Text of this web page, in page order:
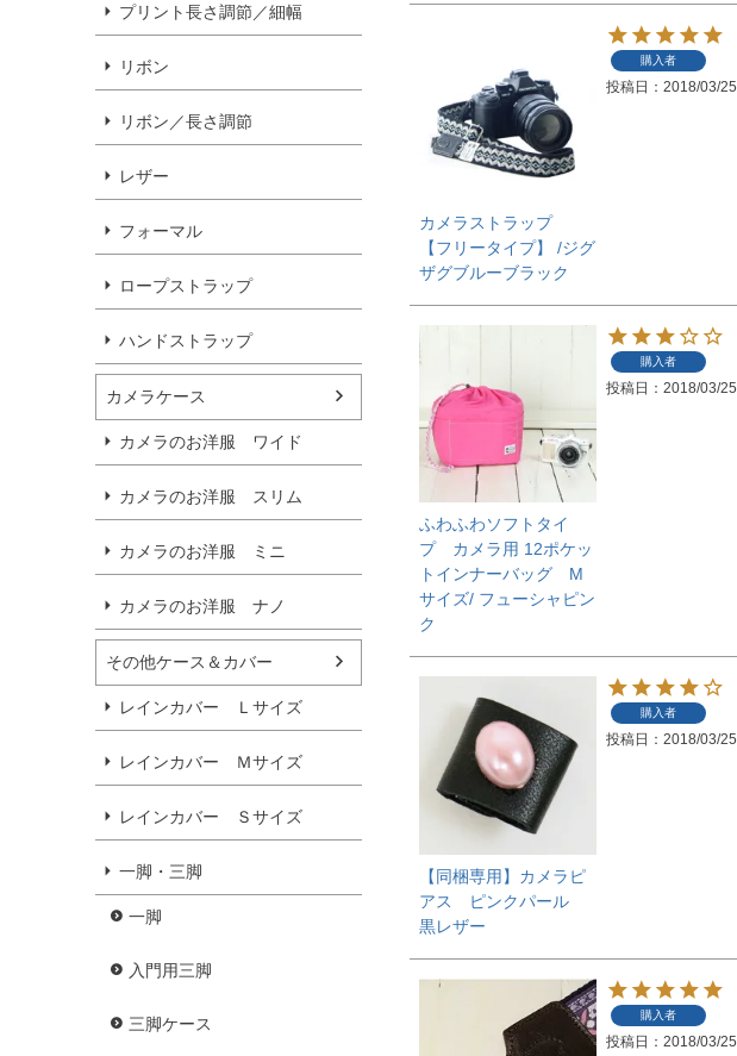
プリント長さ調節／細幅
リボン
リボン／長さ調節
レザー
フォーマル
ロープストラップ
ハンドストラップ
カメラケース
カメラのお洋服 ワイド
カメラのお洋服 スリム
カメラのお洋服 ミニ
カメラのお洋服 ナノ
その他ケース＆カバー
レインカバー Ｌサイズ
レインカバー Ｍサイズ
レインカバー Ｓサイズ
一脚・三脚
一脚
入門用三脚
三脚ケース
カメラストラップ
【フリータイプ】 /ジグ
ザグブルーブラック
購入者
投稿日 2018/03/25
ふわふわソフトタイ
プ カメラ用 12ポケッ
トインナーバッグ М
サイズ/ フューシャピン
ク
購入者
投稿日 2018/03/25
【同梱専用】カメラピ
アス ピンクパール
黒レザー
購入者
投稿日 2018/03/25
購入者
投稿日 2018/03/25